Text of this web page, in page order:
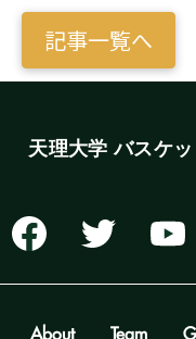
記事一覧へ
天理大学 バスケ
About Team